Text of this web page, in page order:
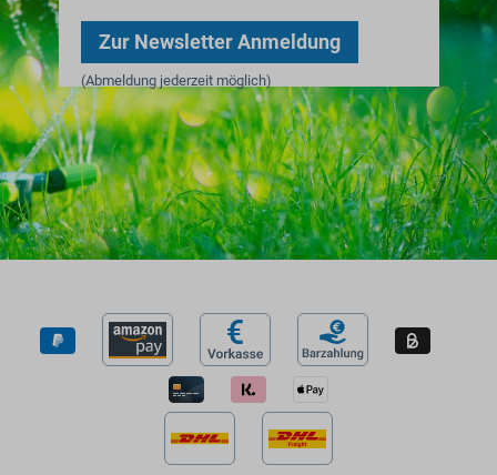
Zur Newsletter Anmeldung
(Abmeldung jederzeit möglich)